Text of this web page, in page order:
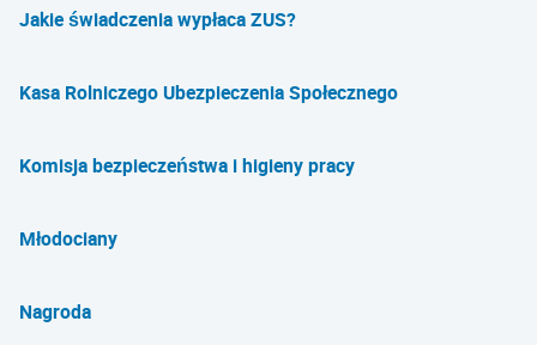
Jakie świadczenia wypłaca ZUS?
Kasa Rolniczego Ubezpieczenia Społecznego
Komisja bezpieczeństwa i higieny pracy
Młodociany
Nagroda